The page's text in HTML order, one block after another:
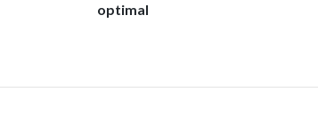
optimal